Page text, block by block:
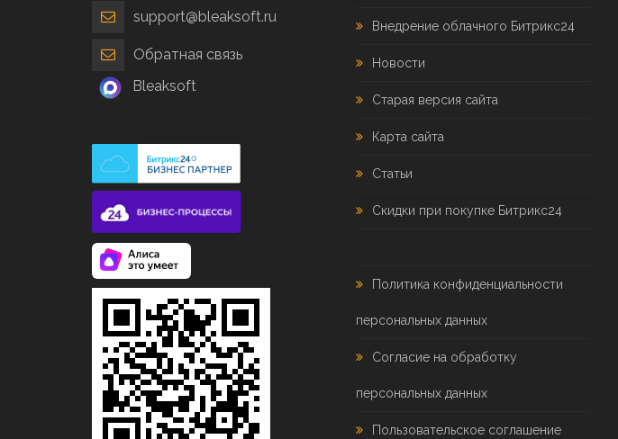
support@bleaksoft.ru
Обратная связь
Bleaksoft
Внедрение облачного Битрикс24
Новости
Старая версия сайта
Карта сайта
Статьи
Скидки при покупке Битрикс24
Политика конфиденциальности
персональных данных
Согласие на обработку
персональных данных
Пользовательское соглашение